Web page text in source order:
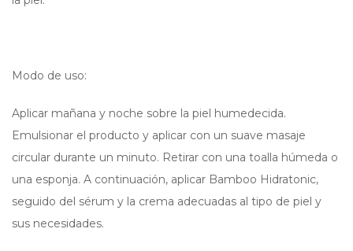
Modo de uso:
Aplicar mañana y noche sobre la piel humedecida.
Emulsionar el producto y aplicar con un suave masaje
circular durante un minuto. Retirar con una toalla húmeda o
una esponja. A continuación, aplicar Bamboo Hidratonic,
seguido del sérum y la crema adecuadas al tipo de piel y
sus necesidades.